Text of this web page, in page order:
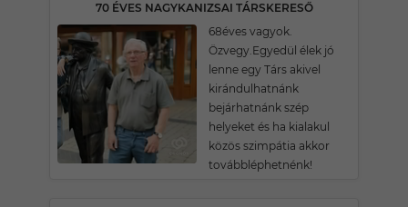
70 ÉVES NAGYKANIZSAI TÁRSKERESŐ
68éves vagyok.
Özvegy.Egyedül élek jó
lenne egy Társ akivel
kirándulhatnánk
bejárhatnánk szép
helyeket és ha kialakul
közös szimpátia akkor
továbbléphetnénk!